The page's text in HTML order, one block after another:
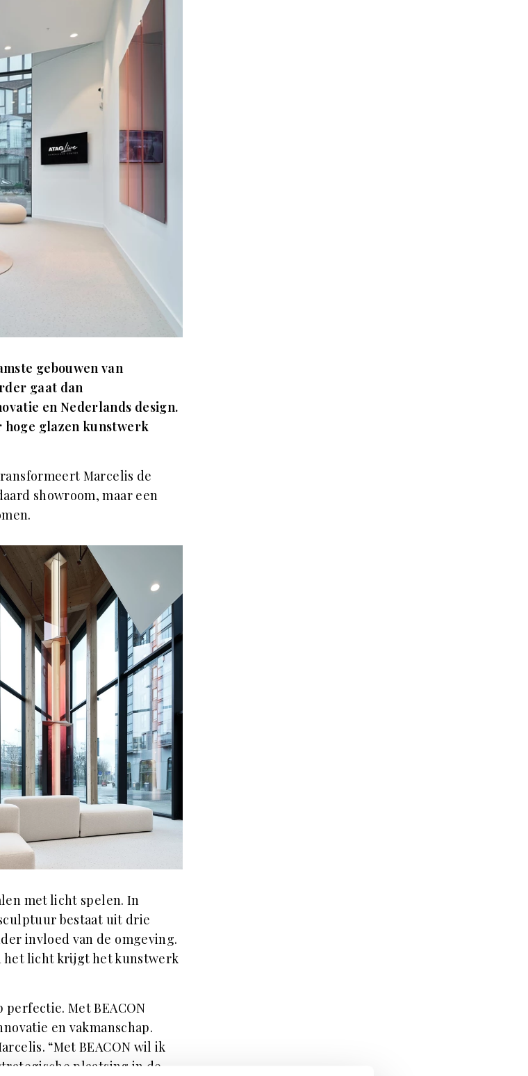
gebouwen van
gaat dan
en Nederlands design.
hoge glazen kunstwerk
Marcelis de
showroom, maar een
met licht spelen. In
bestaat uit drie
invloed van de omgeving.
het licht krijgt het kunstwerk
Met BEACON
en vakmanschap.
“Met BEACON wil ik
plaatsing in de